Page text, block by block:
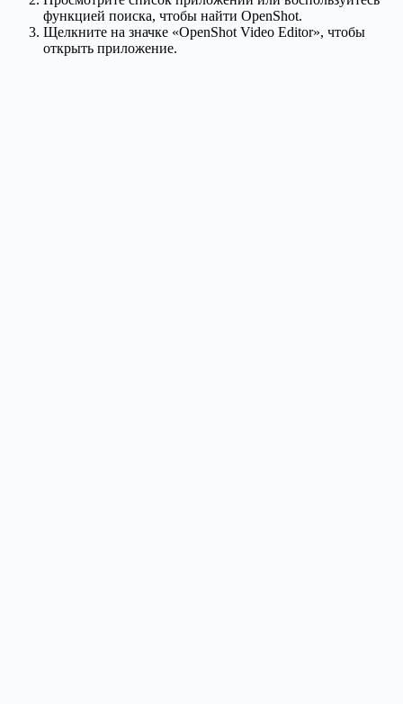
функцией поиска, чтобы найти OpenShot.
Щелкните на значке «OpenShot Video Editor», чтобы
открыть приложение.